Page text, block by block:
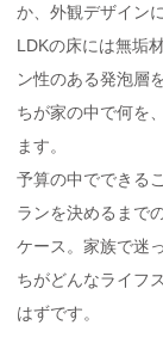
か、外観デザイン
LDKの床には無垢
ン性のある発泡層
ちが家の中で何を
ます。
予算の中でできる
ランを決めるまで
ケース。家族で迷
ちがどんなライフ
はずです。